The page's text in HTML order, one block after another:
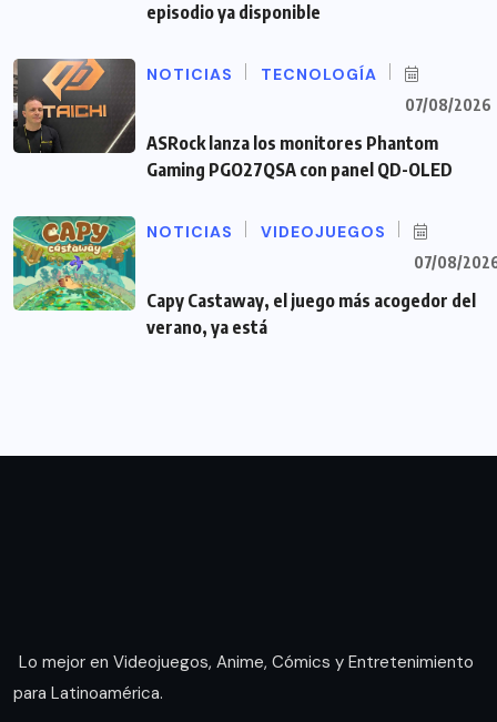
episodio ya disponible
NOTICIAS TECNOLOGÍA
07/08/2026
ASRock lanza los monitores Phantom
Gaming PGO27QSA con panel QD-OLED
NOTICIAS VIDEOJUEGOS
07/08/
Capy Castaway, el juego más acogedor del
verano, ya está
Lo mejor en Videojuegos, Anime, Cómics y Entretenimiento
para Latinoamérica.